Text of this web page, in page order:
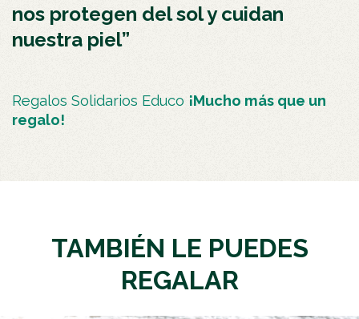
nos protegen del sol y cuidan
nuestra piel”
Regalos Solidarios Educo ¡Mucho más que un
regalo!
TAMBIÉN LE PUEDES
REGALAR